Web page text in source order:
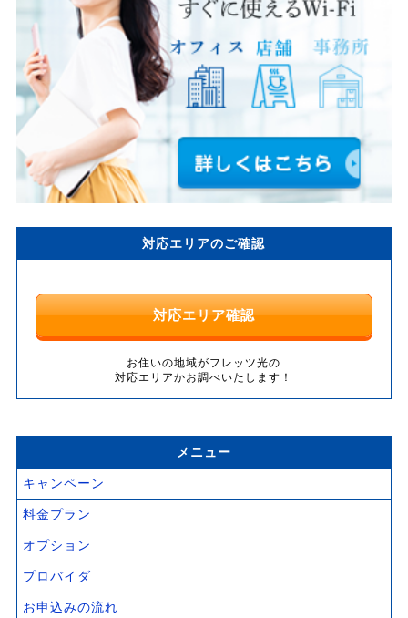
対応エリアのご確認
対応エリア確認
お住いの地域がフレッツ光の
対応エリアかお調べいたします！
メニュー
キャンペーン
料金プラン
オプション
プロバイダ
お申込みの流れ